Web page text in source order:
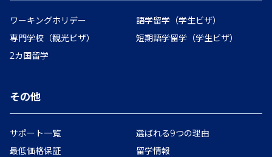
ワーキングホリデー
語学留学（学生ビザ）
専門学校（観光ビザ）
短期語学留学（学生ビザ）
2カ国留学
その他
サポート一覧
選ばれる9つの理由
最低価格保証
留学情報